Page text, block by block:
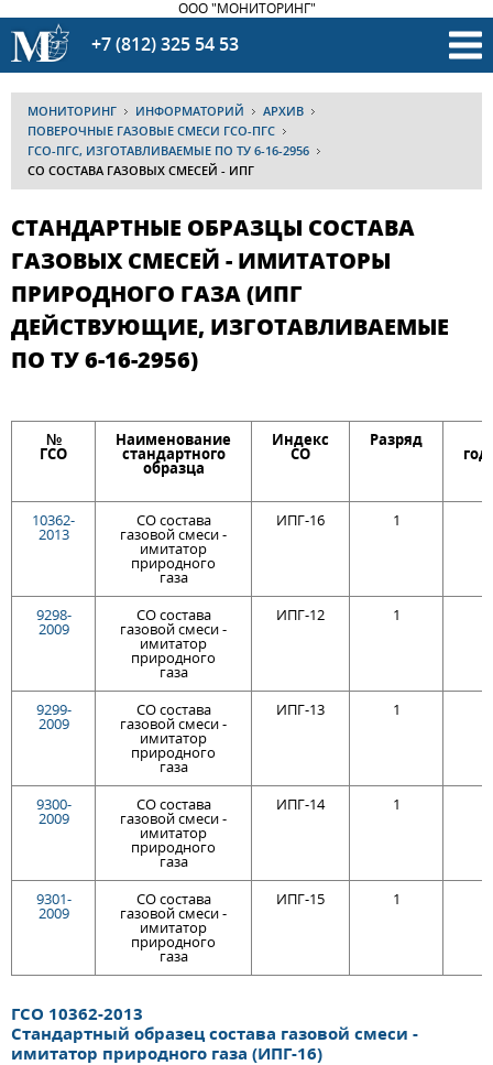
ООО "МОНИТОРИНГ"
+7 (812) 325 54 53
МОНИТОРИНГ ИНФОРМАТОРИЙ
АРХИВ
ПОВЕРОЧНЫЕ ГАЗОВЫЕ СМЕСИ ГСО-ПГС
ГСО-ПГС, ИЗГОТАВЛИВАЕМЫЕ ПО ТУ 6-16-2956
СО СОСТАВА ГАЗОВЫХ СМЕСЕЙ - ИПГ
СТАНДАРТНЫЕ ОБРАЗЦЫ СОСТАВА
ГАЗОВЫХ СМЕСЕЙ - ИМИТАТОРЫ
ПРИРОДНОГО ГАЗА (ИПГ
ДЕЙСТВУЮЩИЕ, ИЗГОТАВЛИВАЕМЫЕ
ПО ТУ 6-16-2956)
№
ГСО
Наименование
стандартного
образца
Индекс
СО
Разряд
10362-
2013
СО состава
газовой смеси -
имитатор
природного
газа
ИПГ-16 1
9298-
2009
СО состава
газовой смеси -
имитатор
природного
газа
ИПГ-12 1
9299-
2009
СО состава
газовой смеси -
имитатор
природного
газа
ИПГ-13 1
9300-
2009
СО состава
газовой смеси -
имитатор
природного
газа
ИПГ-14 1
9301-
2009
СО состава
газовой смеси -
имитатор
природного
газа
ИПГ-15 1
ГСО 10362-2013
Стандартный образец состава газовой смеси -
имитатор природного газа (ИПГ-16)